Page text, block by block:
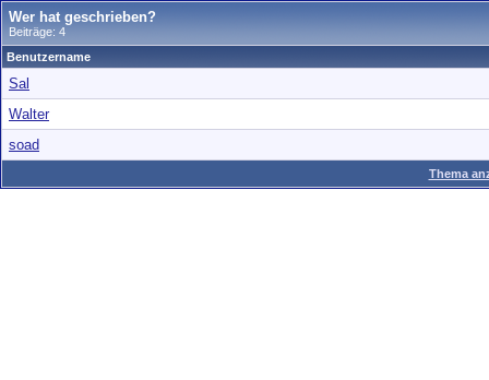
Wer hat geschrieben?
Beiträge: 4
Benutzername
Sal
Walter
soad
Thema